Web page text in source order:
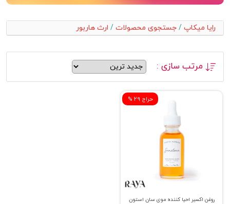
رایا میکاپ / جستجوی محصولات / ارث هاربور
مرتب سازی :
% حراج 29
روغن اکسیر احیا کننده موی سان استون